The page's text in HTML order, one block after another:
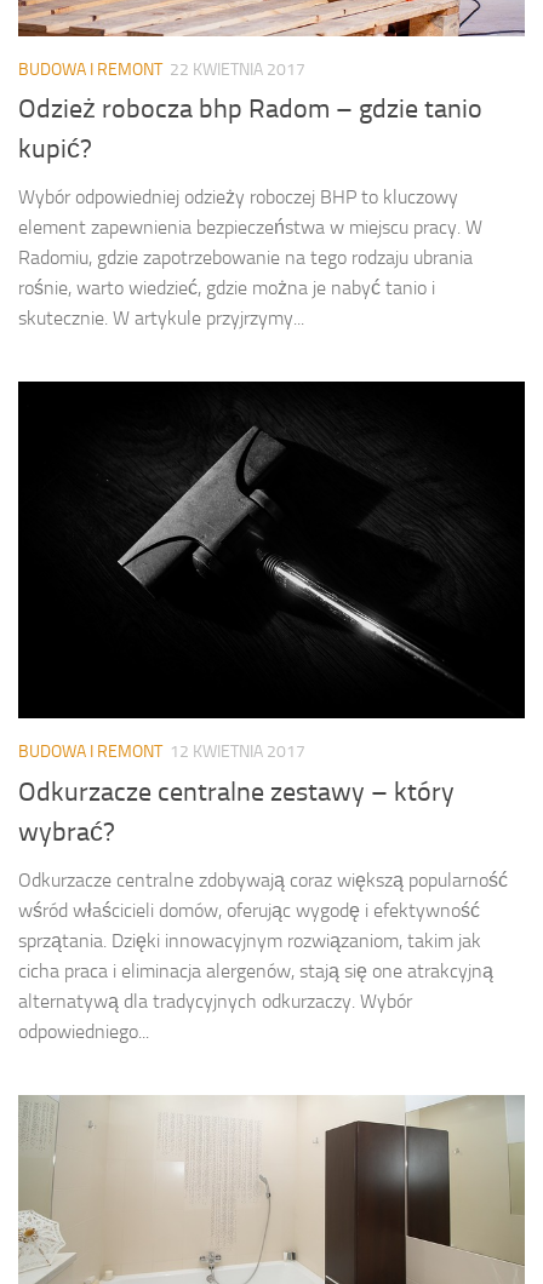
BUDOWA I REMONT 22 KWIETNIA 2017
Odzież robocza bhp Radom – gdzie tanio
kupić?
Wybór odpowiedniej odzieży roboczej BHP to kluczowy
element zapewnienia bezpieczeństwa w miejscu pracy. W
Radomiu, gdzie zapotrzebowanie na tego rodzaju ubrania
rośnie, warto wiedzieć, gdzie można je nabyć tanio i
skutecznie. W artykule przyjrzymy...
BUDOWA I REMONT 12 KWIETNIA 2017
Odkurzacze centralne zestawy – który
wybrać?
Odkurzacze centralne zdobywają coraz większą popularność
wśród właścicieli domów, oferując wygodę i efektywność
sprzątania. Dzięki innowacyjnym rozwiązaniom, takim jak
cicha praca i eliminacja alergenów, stają się one atrakcyjną
alternatywą dla tradycyjnych odkurzaczy. Wybór
odpowiedniego...